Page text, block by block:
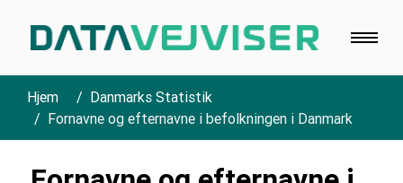
Hjem
Danmarks Statistik
Fornavne og efternavne i befolkningen i Danmark